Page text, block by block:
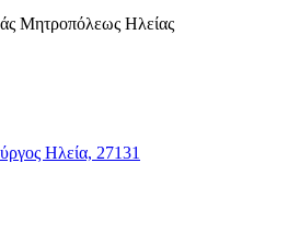
Μητροπόλεως Ηλείας
Ηλεία, 27131